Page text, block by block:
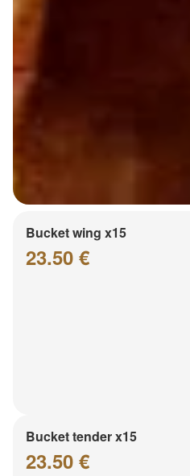
Bucket wing x15
23.50 €
Bucket tender x15
23.50 €